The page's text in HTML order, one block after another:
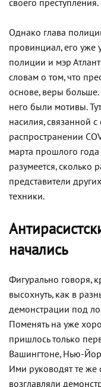
своего преступления.
Однако глава
провинциал, его уже
полиции и мэр
словам о том, что
основе, веры больше.
него были мотивы.
насилия, связанной
распространении
марта прошлого
разумеется, сколько
представители
техники.
начались
Фигурально говоря,
высохнуть, как в
демонстрации под
Поменять на уже
пришлось только
Вашингтоне, Нью-
Ими руководят те
возглавляли